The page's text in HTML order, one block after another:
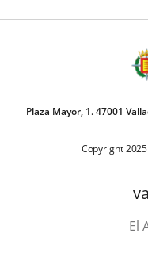
Plaza Mayor, 1. 47001
Copyright
El